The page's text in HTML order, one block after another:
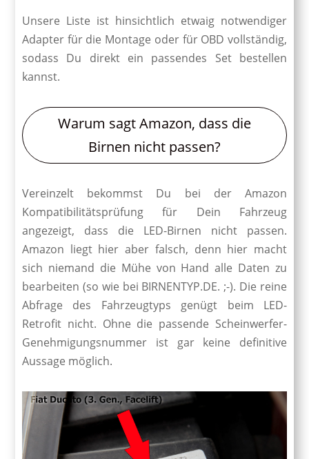
Unsere Liste ist hinsichtlich etwaig notwendiger
Adapter für die Montage oder für OBD vollständig,
sodass Du direkt ein passendes Set bestellen
kannst.
Warum sagt Amazon, dass die
Birnen nicht passen?
Vereinzelt bekommst Du bei der Amazon
Kompatibilitätsprüfung für Dein Fahrzeug
angezeigt, dass die LED-Birnen nicht passen.
Amazon liegt hier aber falsch, denn hier macht
sich niemand die Mühe von Hand alle Daten zu
bearbeiten (so wie bei BIRNENTYP.DE. ;-). Die reine
Abfrage des Fahrzeugtyps genügt beim LED-
Retrofit nicht. Ohne die passende Scheinwerfer-
Genehmigungsnummer ist gar keine definitive
Aussage möglich.